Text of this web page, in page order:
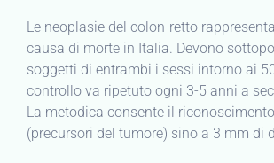
Le neoplasie del colon-retto
causa di morte in Italia. Devono
soggetti di entrambi i sessi intorno ai 50
controllo va ripetuto ogni 3-5 anni a
La metodica consente il
(precursori del tumore) sino a 3 mm di